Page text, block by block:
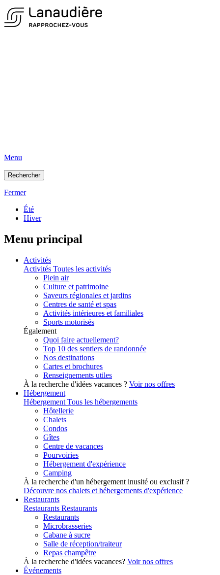
Menu
Rechercher
Fermer
Été
Hiver
Menu principal
Activités
Activités Toutes les activités
Plein air
Culture et patrimoine
Saveurs régionales et jardins
Centres de santé et spas
Activités intérieures et familiales
Sports motorisés
Également
Quoi faire actuellement?
Top 10 des sentiers de randonnée
Nos destinations
Cartes et brochures
Renseignements utiles
À la recherche d'idées vacances ? Voir nos offres
Hébergement
Hébergement Tous les hébergements
Hôtellerie
Chalets
Condos
Gîtes
Centre de vacances
Pourvoiries
Hébergement d'expérience
Camping
À la recherche d'un hébergement inusité ou exclusif ?
Découvre nos chalets et hébergements d'expérience
Restaurants
Restaurants Restaurants
Restaurants
Microbrasseries
Cabane à sucre
Salle de réception/traiteur
Repas champêtre
À la recherche d'idées vacances? Voir nos offres
Événements